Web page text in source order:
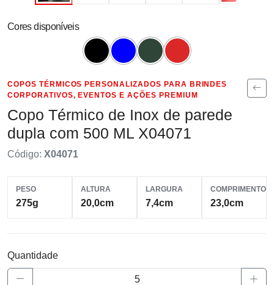
Cores disponíveis
COPOS TÉRMICOS PERSONALIZADOS PARA BRINDES
CORPORATIVOS, EVENTOS E AÇÕES PREMIUM
Copo Térmico de Inox de parede
dupla com 500 ML X04071
Código: X04071
PESO
275g
ALTURA
20,0cm
LARGURA
7,4cm
COMPRIMENTO
23,0cm
Quantidade